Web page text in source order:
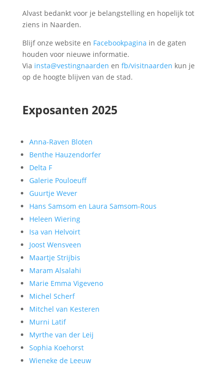
Alvast bedankt voor je belangstelling en hopelijk tot
ziens in Naarden.
Blijf onze website en Facebookpagina in de gaten
houden voor nieuwe informatie.
Via insta@vestingnaarden en fb/visitnaarden kun je
op de hoogte blijven van de stad.
Exposanten 2025
Anna-Raven Bloten
Benthe Hauzendorfer
Delta F
Galerie Pouloeuff
Guurtje Wever
Hans Samsom en Laura Samsom-Rous
Heleen Wiering
Isa van Helvoirt
Joost Wensveen
Maartje Strijbis
Maram Alsalahi
Marie Emma Vigeveno
Michel Scherf
Mitchel van Kesteren
Murni Latif
Myrthe van der Leij
Sophia Koehorst
Wieneke de Leeuw